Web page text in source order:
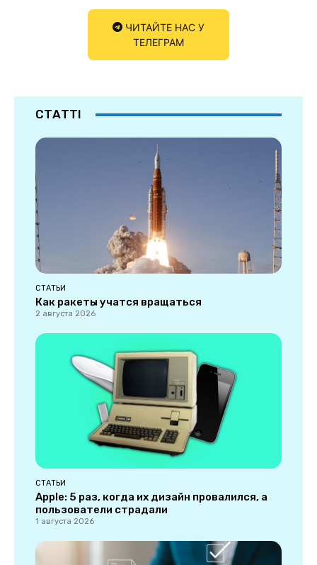
ЧИТАЙТЕ НАС У
ТЕЛЕГРАМ
СТАТТІ
СТАТЬИ
Как ракеты учатся вращаться
2 августа 2026
СТАТЬИ
Apple: 5 раз, когда их дизайн провалился, а
пользователи страдали
1 августа 2026